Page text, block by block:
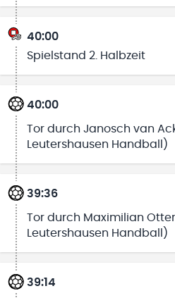
40:00
Spielstand 2. Halbzeit
40:00
Tor durch Janosch van
Leutershausen Handball)
39:36
Tor durch Maximilian
Leutershausen Handball)
39:14